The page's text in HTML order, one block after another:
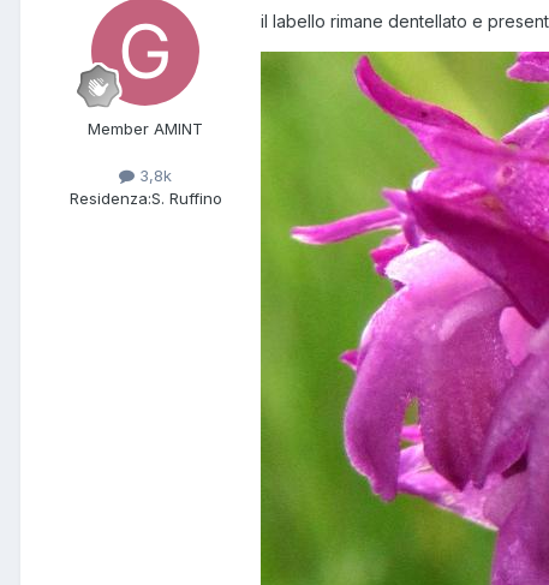
Member AMINT
3,8k
Residenza:S. Ruffino
il labello rimane dentellato e